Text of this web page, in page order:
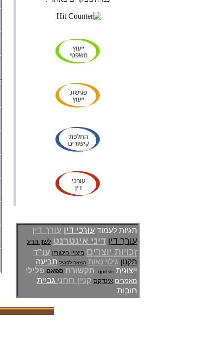
תגיות לעמוד עורכי דין עורך דין
עורך דין דיני אינטרנט לשון הרע
זכויות יוצרים פיצויי פיטורין עו"ד
תקנון גילוי נאות הוצאה לפועל תביעה
ייצוגית
gurl shi תקשורת ספאם פלילי
מאמרים אינדקס קניין רוחני גביית
חובות